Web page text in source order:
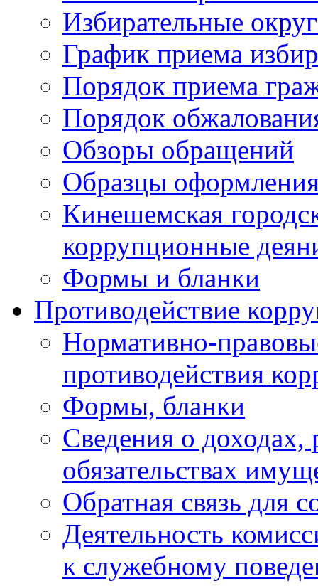
Избирательные
График приема
Порядок приема
Порядок
Обзоры обращений
Образцы
Кинешемская
коррупционные
Формы и бланки
Противодействие
Нормативно-
противодействия
Формы, бланки
Сведения о доходах,
обязательствах
Обратная связь для
Деятельность
к служебному